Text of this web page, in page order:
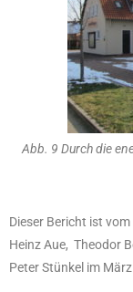
Abb. 9 Durch die
Dieser Bericht ist
Heinz Aue, Theodor
Peter Stünkel im